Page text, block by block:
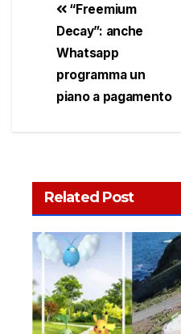
“Freemium
Decay”: anche
Whatsapp
programma un
piano a pagamento
Related Post